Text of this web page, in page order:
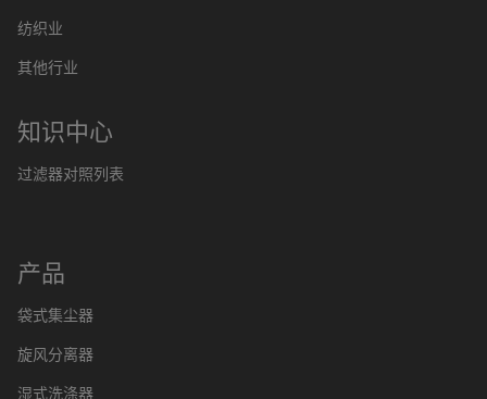
纺织业
其他行业
知识中心
过滤器对照列表
产品
袋式集尘器
旋风分离器
湿式洗涤器